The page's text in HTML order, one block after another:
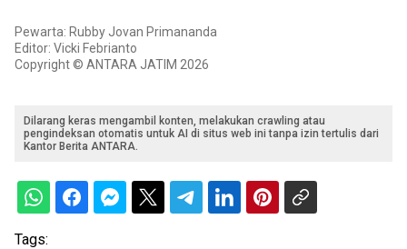
Pewarta: Rubby Jovan Primananda
Editor: Vicki Febrianto
Copyright © ANTARA JATIM 2026
Dilarang keras mengambil konten, melakukan crawling atau
pengindeksan otomatis untuk AI di situs web ini tanpa izin tertulis dari
Kantor Berita ANTARA.
Tags: